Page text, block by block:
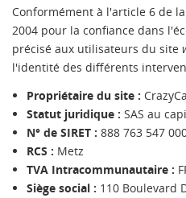
Conformément à l'article 6 de
2004 pour la confiance dans
précisé aux utilisateurs du site
l'identité des différents
Propriétaire du site :
Statut juridique : SAS au
N° de SIRET : 888 763 547
RCS : Metz
TVA Intracommunautaire :
Siège social : 110 Boulevard